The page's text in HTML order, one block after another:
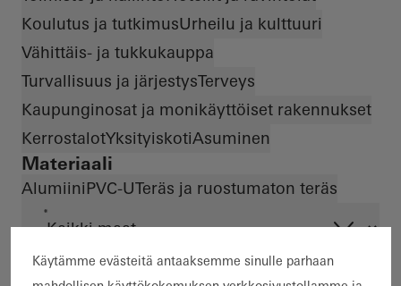
Koulutus ja tutkimusUrheilu ja kulttuuri
Vähittäis- ja tukkukauppa
Turvallisuus ja järjestysTerveys
Kaupunginosat ja monikäyttöiset rakennukset
KerrostalotYksityiskotiAsuminen
Materiaali
AlumiiniPVC-UTeräs ja ruostumaton teräs
*
Käytämme evästeitä antaaksemme sinulle parhaan